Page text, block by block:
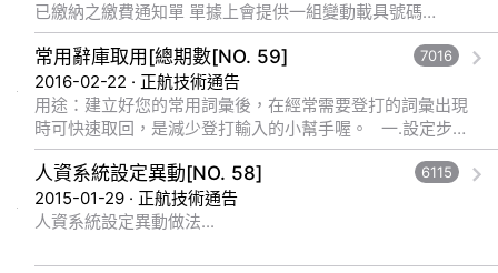
已繳納之繳費通知單 單據上會提供一組變動載具號碼
(10501BB10454081120111449852)，黃色區塊(BB1045...
觀看完整文章
常用辭庫取用[總期數[NO. 59] 7016
2016-02-22 · 正航技術通告
用途：建立好您的常用詞彙後，在經常需要登打的詞彙出現
時可快速取回，是減少登打輸入的小幫手喔。 一.設定步
驟： 1.工具—常用辭庫： 路徑：工具列à工具à常用辭庫 ... 觀
看完整文章
人資系統設定異動[NO. 58] 6115
2015-01-29 · 正航技術通告
人資系統設定異動做法...